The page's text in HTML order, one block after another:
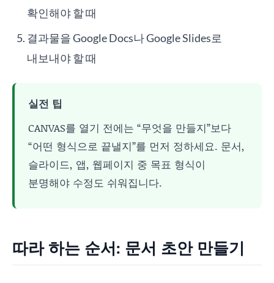
확인해야 할 때
결과물을 Google Docs나 Google Slides로
내보내야 할 때
실전 팁
CANVAS를 열기 전에는 “무엇을 만들지”보다
“어떤 형식으로 끝낼지”를 먼저 정하세요. 문서,
슬라이드, 앱, 웹페이지 중 목표 형식이
분명해야 수정도 쉬워집니다.
따라 하는 순서: 문서 초안 만들기